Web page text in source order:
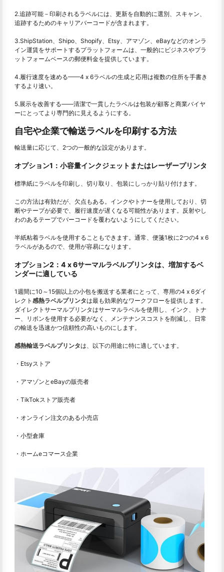
2.追跡可能－印刷されるラベルには、更新を自動的に選別、スキャン、
追跡するためのキャリアバーコードが含まれます。
3.ShipStation、Shipo、Shopify、Etsy、アマゾン、eBayなどのオンラ
イン運賃をサポートするプラットフォームは、一般的にビジネスやプラ
ットフォームベースの郵便料金を提供しています。
4.履行速度を速める——4 x 6ラベルの生成と応用は複数の住所を手書き
するより速い。
5.展示を改善する——清潔で一貫したラベルは包装が顧客と商業バイヤ
ーにとってより専門的に見えるようにする。
自宅や企業で輸送ラベルを印刷する方法
輸送量に応じて、2つの一般的な設定があります。
オプション1：小容量インクジェットまたはレーザープリンタ
標準紙にラベルを印刷し、切り取り、包装にしっかり貼り付けます。
この方法は有効だが、欠点もある。インクやトナーを使用しており、切
断やテープが必要で、履行速度が遅くなる可能性があります。反射やし
わのあるテープでバーコードを覆わないようにしてください。
半紙粘着ラベルを使用することもできます。通常、便箋1枚に2つの4 x 6
ラベルがあるので、使用が容易になります。
オプション2：4 x 6サーマルラベルプリンタは、増加するベ
ンダーに適している
1週間に10～15個以上の小包を搬送する業者にとって、専用の4 x 6ダイ
レクト 感熱ラベルプリンタは最も効果的なワークフローを提供します。
ダイレクトサーマルプリンタはサーマルラベルを使用し、インク、トナ
ー、リボンを使用する必要がなく、メンテナンスコストを削減し、日常
の輸送を迅速かつ信頼性の高いものにします。
感熱輸送ラベルプリンタは、以下の用途に特に適しています。
・Etsyストア
・アマゾンとeBayの販売者
・TikTokストア販売者
・オンライン注文のある小売店
・小型倉庫
・ホームeコマース企業